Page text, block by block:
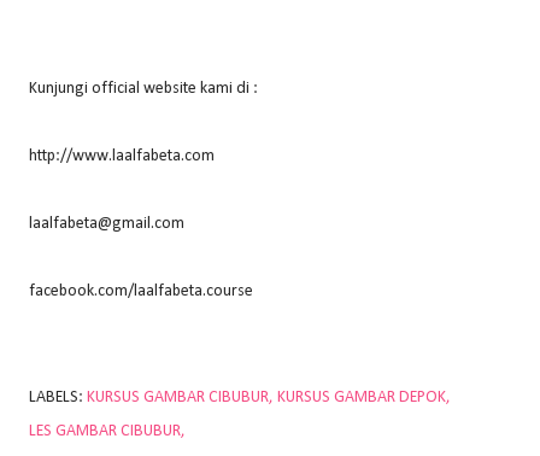
Kunjungi official website kami di :
http://www.laalfabeta.com
laalfabeta@gmail.com
facebook.com/laalfabeta.course
LABELS: KURSUS GAMBAR CIBUBUR KURSUS GAMBAR DEPOK
LES GAMBAR CIBUBUR